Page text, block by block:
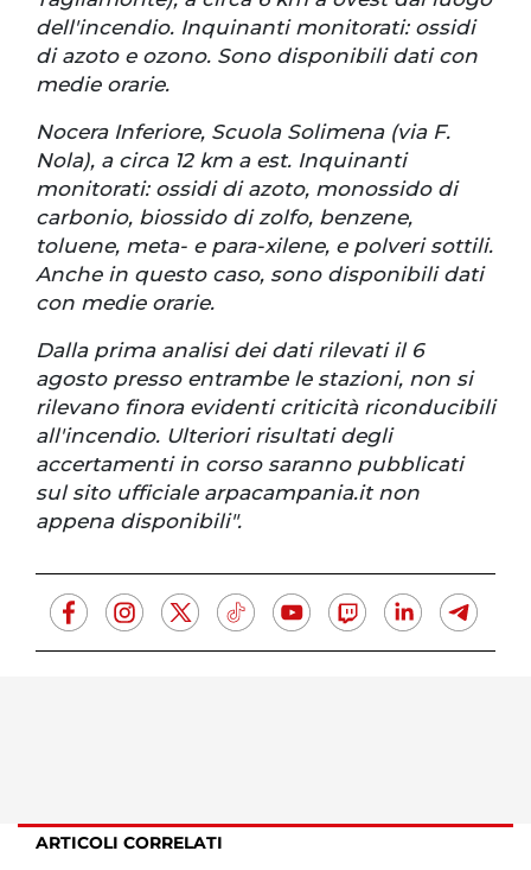
dell'incendio. Inquinanti monitorati: ossidi
di azoto e ozono. Sono disponibili dati con
medie orarie.
Nocera Inferiore, Scuola Solimena (via F.
Nola), a circa 12 km a est. Inquinanti
monitorati: ossidi di azoto, monossido di
carbonio, biossido di zolfo, benzene,
toluene, meta- e para-xilene, e polveri sottili.
Anche in questo caso, sono disponibili dati
con medie orarie.
Dalla prima analisi dei dati rilevati il 6
agosto presso entrambe le stazioni, non si
rilevano finora evidenti criticità riconducibili
all'incendio. Ulteriori risultati degli
accertamenti in corso saranno pubblicati
sul sito ufficiale arpacampania.it non
appena disponibili".
ARTICOLI CORRELATI